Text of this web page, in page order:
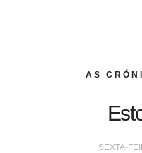
AS
SEXTA-